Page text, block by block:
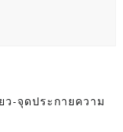
ว-จุดประกายความ